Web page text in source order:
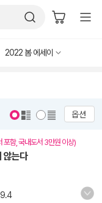
2022 봄 에세이
옵션
포함, 국내도서 3만원 이상)
않는다
9.4